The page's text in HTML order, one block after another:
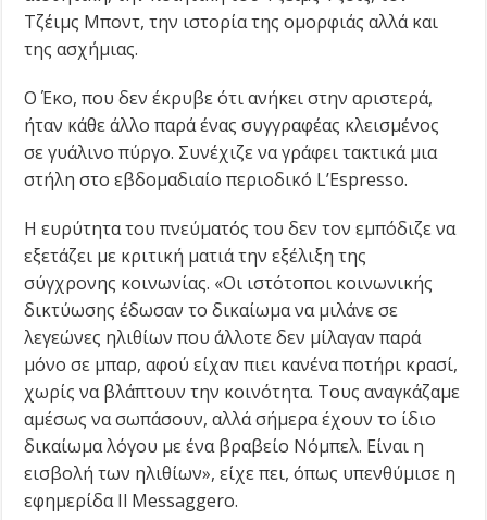
Τζέιμς Μποντ, την ιστορία της ομορφιάς αλλά και
της ασχήμιας.
Ο Έκο, που δεν έκρυβε ότι ανήκει στην αριστερά,
ήταν κάθε άλλο παρά ένας συγγραφέας κλεισμένος
σε γυάλινο πύργο. Συνέχιζε να γράφει τακτικά μια
στήλη στο εβδομαδιαίο περιοδικό L’Espresso.
Η ευρύτητα του πνεύματός του δεν τον εμπόδιζε να
εξετάζει με κριτική ματιά την εξέλιξη της
σύγχρονης κοινωνίας. «Οι ιστότοποι κοινωνικής
δικτύωσης έδωσαν το δικαίωμα να μιλάνε σε
λεγεώνες ηλιθίων που άλλοτε δεν μίλαγαν παρά
μόνο σε μπαρ, αφού είχαν πιει κανένα ποτήρι κρασί,
χωρίς να βλάπτουν την κοινότητα. Τους αναγκάζαμε
αμέσως να σωπάσουν, αλλά σήμερα έχουν το ίδιο
δικαίωμα λόγου με ένα βραβείο Νόμπελ. Είναι η
εισβολή των ηλιθίων», είχε πει, όπως υπενθύμισε η
εφημερίδα Il Messaggero.